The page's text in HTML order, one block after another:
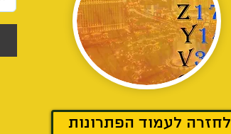
לחזרה לעמוד הפתרונות